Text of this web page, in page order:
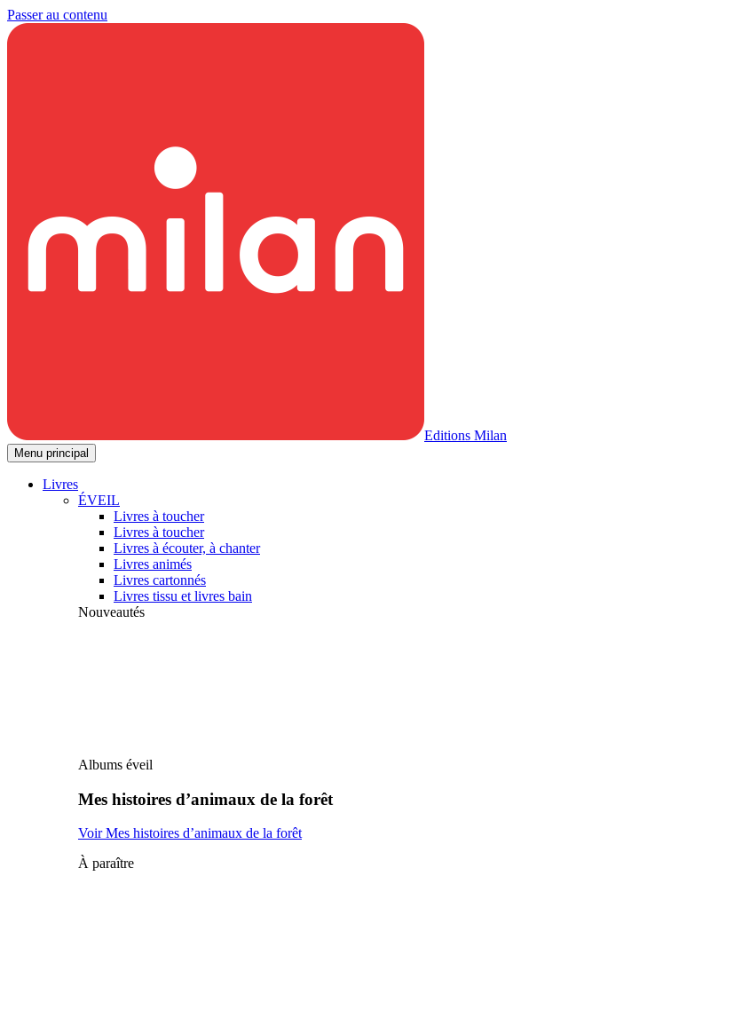
Passer au contenu
Editions Milan
Menu principal
Livres
ÉVEIL
Livres à toucher
Livres à toucher
Livres à écouter, à chanter
Livres animés
Livres cartonnés
Livres tissu et livres bain
Nouveautés
Albums éveil
Mes histoires d’animaux de la forêt
Voir Mes histoires d’animaux de la forêt
À paraître